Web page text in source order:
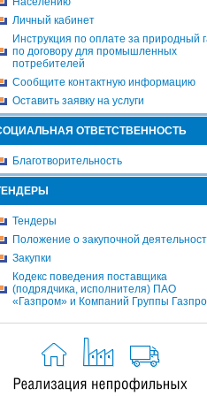
Личный кабинет
Инструкция по оплате за природный
по договору для промышленных
потребителей
Сообщите контактную информацию
Оставить заявку на услуги
ОТВЕТСТВЕННОСТЬ
Благотворительность
Тендеры
Положение о закупочной
Закупки
Кодекс поведения поставщика
(подрядчика, исполнителя) ПАО
«Газпром» и Компаний Группы